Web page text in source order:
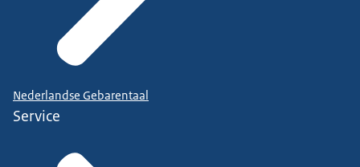
Nederlandse Gebarentaal
Service